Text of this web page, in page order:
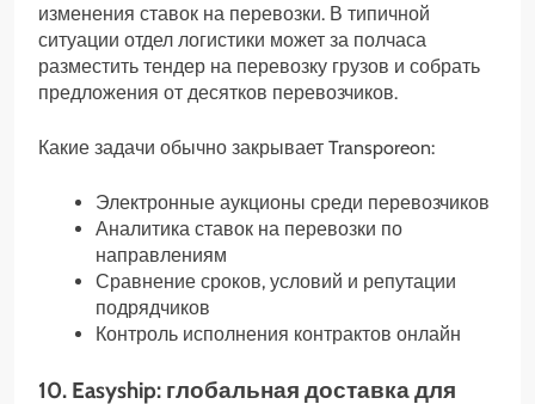
изменения ставок на перевозки. В типичной
ситуации отдел логистики может за полчаса
разместить тендер на перевозку грузов и собрать
предложения от десятков перевозчиков.
Какие задачи обычно закрывает Transporeon:
Электронные аукционы среди перевозчиков
Аналитика ставок на перевозки по
направлениям
Сравнение сроков, условий и репутации
подрядчиков
Контроль исполнения контрактов онлайн
10. Easyship: глобальная доставка для